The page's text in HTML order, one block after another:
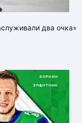
два очка»